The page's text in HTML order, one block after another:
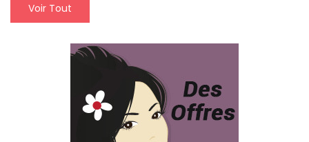
Voir Tout